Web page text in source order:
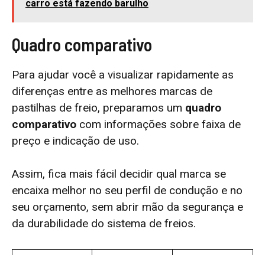
carro está fazendo barulho
Quadro comparativo
Para ajudar você a visualizar rapidamente as
diferenças entre as melhores marcas de
pastilhas de freio, preparamos um quadro
comparativo com informações sobre faixa de
preço e indicação de uso.
Assim, fica mais fácil decidir qual marca se
encaixa melhor no seu perfil de condução e no
seu orçamento, sem abrir mão da segurança e
da durabilidade do sistema de freios.